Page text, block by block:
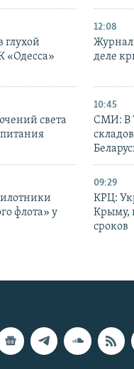
глухой
«Одесса»
12:08
деле
света
10:45
СМИ: В
флота» у
09:29
КРЦ:
Крыму,
сроков